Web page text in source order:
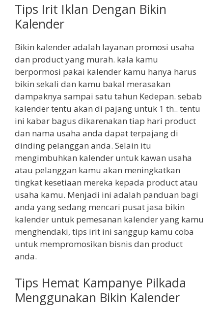
Tips Irit Iklan Dengan Bikin
Kalender
Bikin kalender adalah layanan promosi usaha
dan product yang murah. kala kamu
berpormosi pakai kalender kamu hanya harus
bikin sekali dan kamu bakal merasakan
dampaknya sampai satu tahun Kedepan. sebab
kalender tentu akan di pajang untuk 1 th.. tentu
ini kabar bagus dikarenakan tiap hari product
dan nama usaha anda dapat terpajang di
dinding pelanggan anda. Selain itu
mengimbuhkan kalender untuk kawan usaha
atau pelanggan kamu akan meningkatkan
tingkat kesetiaan mereka kepada product atau
usaha kamu. Menjadi ini adalah panduan bagi
anda yang sedang mencari pusat jasa bikin
kalender untuk pemesanan kalender yang kamu
menghendaki, tips irit ini sanggup kamu coba
untuk mempromosikan bisnis dan product
anda.
Tips Hemat Kampanye Pilkada
Menggunakan Bikin Kalender